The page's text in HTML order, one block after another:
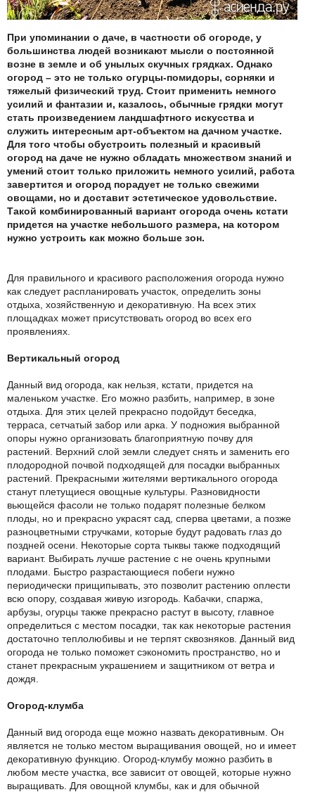
При упоминании о даче, в частности об огороде, у
большинства людей возникают мысли о постоянной
возне в земле и об унылых скучных грядках. Однако
огород – это не только огурцы-помидоры, сорняки и
тяжелый физический труд. Стоит применить немного
усилий и фантазии и, казалось, обычные грядки могут
стать произведением ландшафтного искусства и
служить интересным арт-объектом на дачном участке.
Для того чтобы обустроить полезный и красивый
огород на даче не нужно обладать множеством знаний и
умений стоит только приложить немного усилий, работа
завертится и огород порадует не только свежими
овощами, но и доставит эстетическое удовольствие.
Такой комбинированный вариант огорода очень кстати
придется на участке небольшого размера, на котором
нужно устроить как можно больше зон.
Для правильного и красивого расположения огорода нужно
как следует распланировать участок, определить зоны
отдыха, хозяйственную и декоративную. На всех этих
площадках может присутствовать огород во всех его
проявлениях.
Вертикальный огород
Данный вид огорода, как нельзя, кстати, придется на
маленьком участке. Его можно разбить, например, в зоне
отдыха. Для этих целей прекрасно подойдут беседка,
терраса, сетчатый забор или арка. У подножия выбранной
опоры нужно организовать благоприятную почву для
растений. Верхний слой земли следует снять и заменить его
плодородной почвой подходящей для посадки выбранных
растений. Прекрасными жителями вертикального огорода
станут плетущиеся овощные культуры. Разновидности
вьющейся фасоли не только подарят полезные белком
плоды, но и прекрасно украсят сад, сперва цветами, а позже
разноцветными стручками, которые будут радовать глаз до
поздней осени. Некоторые сорта тыквы также подходящий
вариант. Выбирать лучше растение с не очень крупными
плодами. Быстро разрастающиеся побеги нужно
периодически прищипывать, это позволит растению оплести
всю опору, создавая живую изгородь. Кабачки, спаржа,
арбузы, огурцы также прекрасно растут в высоту, главное
определиться с местом посадки, так как некоторые растения
достаточно теплолюбивы и не терпят сквозняков. Данный вид
огорода не только поможет сэкономить пространство, но и
станет прекрасным украшением и защитником от ветра и
дождя.
Огород-клумба
Данный вид огорода еще можно назвать декоративным. Он
является не только местом выращивания овощей, но и имеет
декоративную функцию. Огород-клумбу можно разбить в
любом месте участка, все зависит от овощей, которые нужно
выращивать. Для овощной клумбы, как и для обычной